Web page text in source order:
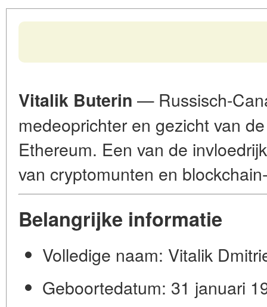
Vitalik Buterin — Russisch-
medeoprichter en gezicht van
Ethereum. Een van de
van cryptomunten en
Belangrijke informatie
Volledige naam: Vitalik
Geboortedatum: 31 januari